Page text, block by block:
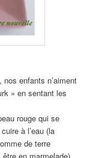
enfants n’aiment
» en sentant les
rouge qui se
à l’eau (la
de terre